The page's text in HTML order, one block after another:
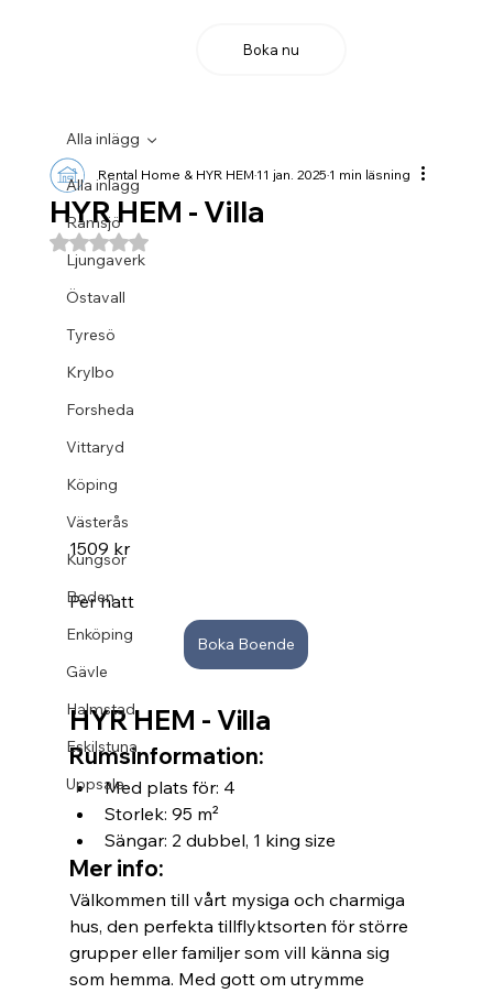
Boka nu
Alla inlägg
Ramsjö
Ljungaverk
Östavall
Tyresö
Krylbo
Forsheda
Vittaryd
Köping
Västerås
Kungsör
Boden
Enköping
Gävle
Halmstad
Eskilstuna
Uppsala
Alla inlägg
HYR HEM - Villa
Rental Home & HYR HEM11 jan. 20251 min läsning
Betygsatt till NaN av 5 stjärnor.
1509 kr
Per natt
Boka Boende
HYR HEM - Villa
Rumsinformation:
Med plats för: 4
Storlek: 95 m²
Sängar: 2 dubbel, 1 king size
Mer info:
Välkommen till vårt mysiga och charmiga
hus, den perfekta tillflyktsorten för större
grupper eller familjer som vill känna sig
som hemma. Med gott om utrymme